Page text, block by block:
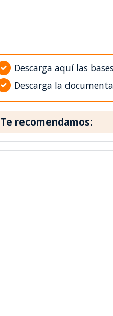
Descarga aquí las
Descarga la
Te recomendamos: